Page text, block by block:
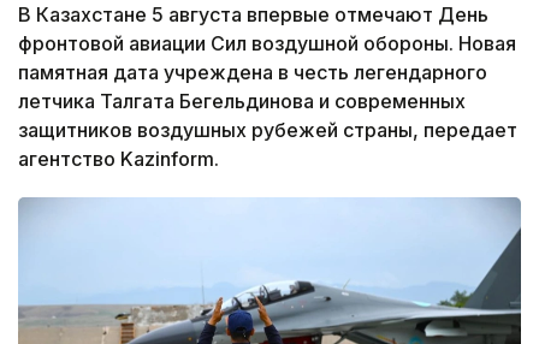
В Казахстане 5 августа впервые отмечают День
фронтовой авиации Сил воздушной обороны. Новая
памятная дата учреждена в честь легендарного
летчика Талгата Бегельдинова и современных
защитников воздушных рубежей страны, передает
агентство Kazinform.